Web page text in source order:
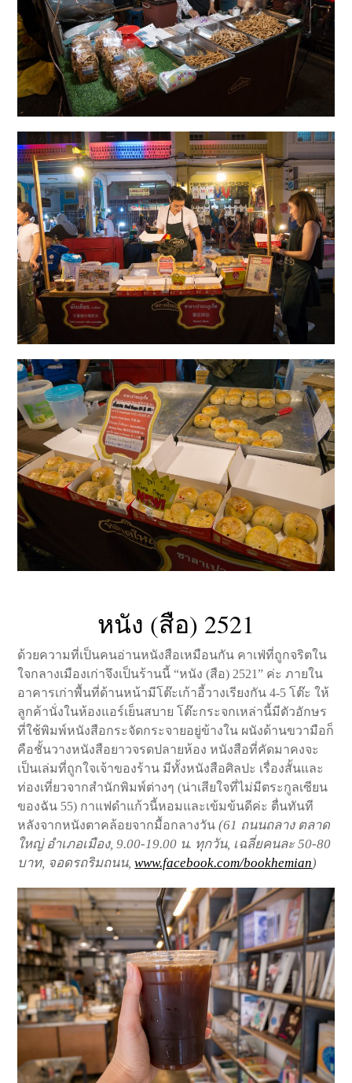
หนัง (สือ) 2521
ด้วยความที่เป็นคนอ่านหนังสือเหมือนกัน คาเฟ่ที่ถูกจริตใน
ใจกลางเมืองเก่าจึงเป็นร้านนี้ “หนัง (สือ) 2521” ค่ะ ภายใน
อาคารเก่าพื้นที่ด้านหน้ามีโต๊ะเก้าอี้วางเรียงกัน 4-5 โต๊ะ ให้
ลูกค้านั่งในห้องแอร์เย็นสบาย โต๊ะกระจกเหล่านี้มีตัวอักษร
ที่ใช้พิมพ์หนังสือกระจัดกระจายอยู่ข้างใน ผนังด้านขวามือก็
คือชั้นวางหนังสือยาวจรดปลายห้อง หนังสือที่คัดมาคงจะ
เป็นเล่มที่ถูกใจเจ้าของร้าน มีทั้งหนังสือศิลปะ เรื่องสั้นและ
ท่องเที่ยวจากสำนักพิมพ์ต่างๆ (น่าเสียใจที่ไม่มีตระกูลเซียน
ของฉัน 55) กาแฟดำแก้วนี้หอมและเข้มข้นดีค่ะ ตื่นทันที
หลังจากหนังตาคล้อยจากมื้อกลางวัน(61 ถนนถลาง ตลาด
ใหญ่ อำเภอเมือง, 9.00-19.00 น. ทุกวัน, เฉลี่ยคนละ 50-80
บาท, จอดรถริมถนน,www.facebook.com/bookhemian)